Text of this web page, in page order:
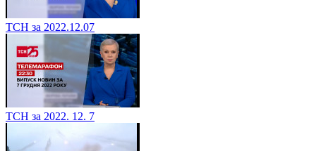
ТСН за 2022.12.07
ТСН за 2022. 12. 7